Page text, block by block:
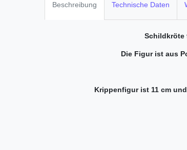
Beschreibung Technische Daten
Schildkröte
Die Figur ist aus
Krippenfigur ist 11 cm